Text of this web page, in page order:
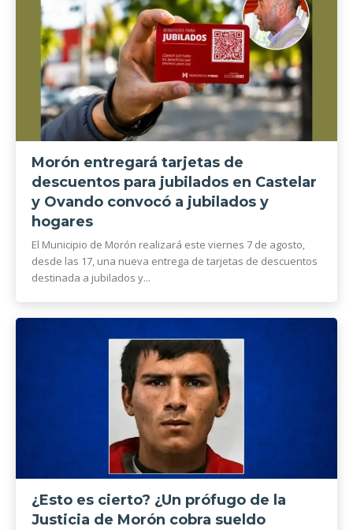
Morón entregará tarjetas de
descuentos para jubilados en Castelar
y Ovando convocó a jubilados y
hogares
El Municipio de Morón realizará este viernes 7 de agosto,
desde las 17, una nueva entrega de tarjetas de descuentos
destinada a jubilados y...
¿Esto es cierto? ¿Un prófugo de la
Justicia de Morón cobra sueldo